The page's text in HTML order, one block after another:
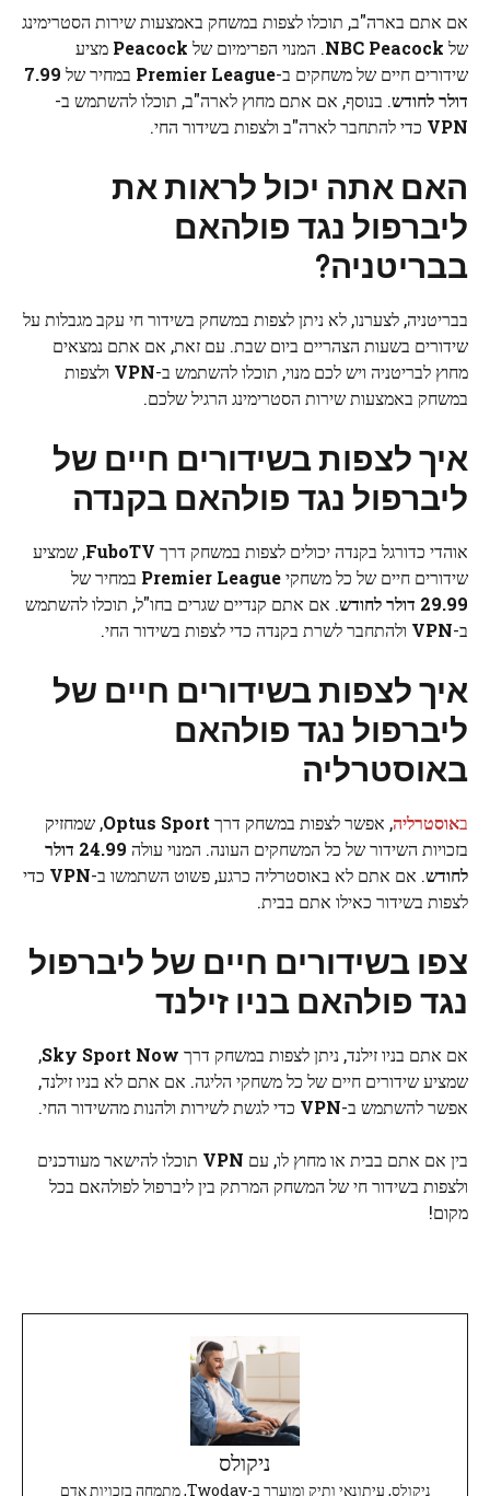
אם אתם בארה"ב, תוכלו לצפות במשחק באמצעות שירות הסטרימינג
של NBC Peacock. המנוי הפרימיום של Peacock מציע
שידורים חיים של משחקים ב-Premier League במחיר של 7.99
דולר לחודש. בנוסף, אם אתם מחוץ לארה"ב, תוכלו להשתמש ב-
VPN כדי להתחבר לארה"ב ולצפות בשידור החי.
האם אתה יכול לראות את
ליברפול נגד פולהאם
בבריטניה?
בבריטניה, לצערנו, לא ניתן לצפות במשחק בשידור חי עקב מגבלות על
שידורים בשעות הצהריים ביום שבת. עם זאת, אם אתם נמצאים
מחוץ לבריטניה ויש לכם מנוי, תוכלו להשתמש ב-VPN ולצפות
במשחק באמצעות שירות הסטרימינג הרגיל שלכם.
איך לצפות בשידורים חיים של
ליברפול נגד פולהאם בקנדה
אוהדי כדורגל בקנדה יכולים לצפות במשחק דרך FuboTV, שמציע
שידורים חיים של כל משחקיPremier League במחיר של
29.99 דולר לחודש
. אם אתם קנדיים שגרים בחו"ל, תוכלו להשתמש
ב-VPN ולהתחבר לשרת בקנדה כדי לצפות בשידור החי.
איך לצפות בשידורים חיים של
ליברפול נגד פולהאם
באוסטרליה
באוסטרליה, אפשר לצפות במשחק דרך Optus Sport, שמחזיק
בזכויות השידור של כל המשחקים העונה. המנוי עולה
24.99 דולר
לחודש. אם אתם לא באוסטרליה כרגע, פשוט השתמשו ב-VPN כדי
לצפות בשידור כאילו אתם בבית.
צפו בשידורים חיים של ליברפול
נגד פולהאם בניו זילנד
אם אתם בניו זילנד, ניתן לצפות במשחק דרך Sky Sport Now
,
שמציע שידורים חיים של כל משחקי הליגה. אם אתם לא בניו זילנד,
אפשר להשתמש ב-VPN כדי לגשת לשירות ולהנות מהשידור החי.
בין אם אתם בבית או מחוץ לו, עם VPN תוכלו להישאר מעודכנים
ולצפות בשידור חי של המשחק המרתק בין ליברפול לפולהאם בכל
מקום!
ניקולס
ניקולס, עיתונאי ותיק ומוערך ב-Twoday, מתמחה בזכויות אדם